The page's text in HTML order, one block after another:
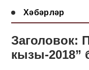
Хәбәрләр
Заголовок:
кызы-2018”